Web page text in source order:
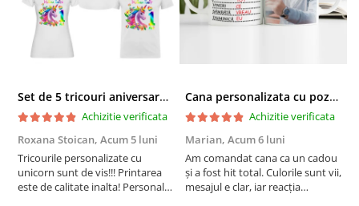
Set de 5 tricouri aniversare pentru nasi, parinti si copil, personalizate cu nume, varsta si mesaj "Motivul fericirii lor" model Unicorn
Achizitie verificata
Roxana Stoican, Acum 5 luni
Tricourile personalizate cu
unicorn sunt de vis!!! Printarea
este de calitate inalta! Personalul
Cana personalizata cu poza si model Pensionare
Achizitie verificata
Marian, Acum 6 luni
Am comandat cana ca un cadou
și a fost hit total. Culorile sunt vii,
mesajul e clar, iar reacția